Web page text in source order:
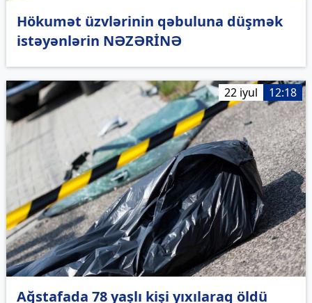
Hökumət üzvlərinin qəbuluna düşmək
istəyənlərin NƏZƏRİNƏ
22 iyul 12:18
Ağstafada 78 yaşlı kişi yıxılaraq öldü